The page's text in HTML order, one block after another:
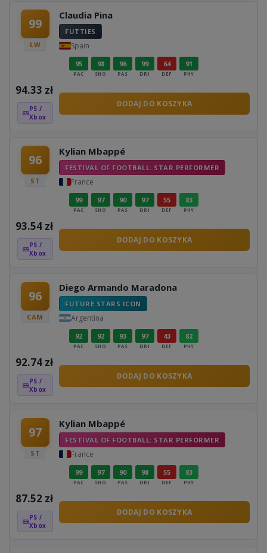
99
LW
Claudia Pina
FUTTIES
Spain
95
PAC
98
SHO
96
PAS
99
DRI
64
DEF
91
PHY
94.33 zł
PS /
Xbox
DODAJ DO KOSZYKA
96
ST
Kylian Mbappé
FESTIVAL OF FOOTBALL: STAR PERFORMER
France
99
PAC
97
SHO
90
PAS
97
DRI
55
DEF
83
PHY
93.54 zł
PS /
Xbox
DODAJ DO KOSZYKA
96
CAM
Diego Armando Maradona
FUTURE STARS ICON
Argentina
92
PAC
92
SHO
93
PAS
97
DRI
43
DEF
82
PHY
92.74 zł
PS /
Xbox
DODAJ DO KOSZYKA
97
ST
Kylian Mbappé
FESTIVAL OF FOOTBALL: STAR PERFORMER
France
99
PAC
97
SHO
90
PAS
98
DRI
55
DEF
83
PHY
87.52 zł
PS /
Xbox
DODAJ DO KOSZYKA